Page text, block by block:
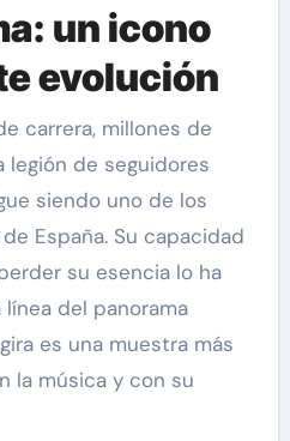
un icono
evolución
carrera, millones de
de seguidores
siendo uno de los
España. Su capacidad
su esencia lo ha
del panorama
es una muestra más
la música y con su